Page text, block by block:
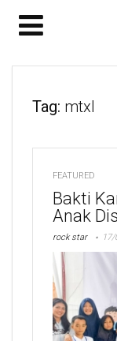
Tag: mtxl
FEATURED
Bakti
Anak
rock star